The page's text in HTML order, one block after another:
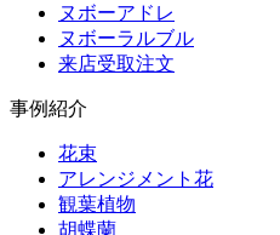
ヌボーアドレ
ヌボーラルブル
来店受取注文
事例紹介
花束
アレンジメント花
観葉植物
胡蝶蘭